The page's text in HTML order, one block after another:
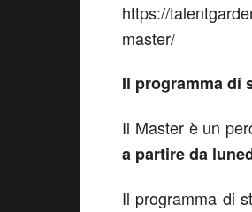
https://
master/
Il programma di
Il Master è un
a partire da
Il programma di